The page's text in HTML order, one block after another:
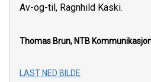
Av-og-til, Ragnhild Kaski.
Thomas Brun, NTB
LAST NED BILDE